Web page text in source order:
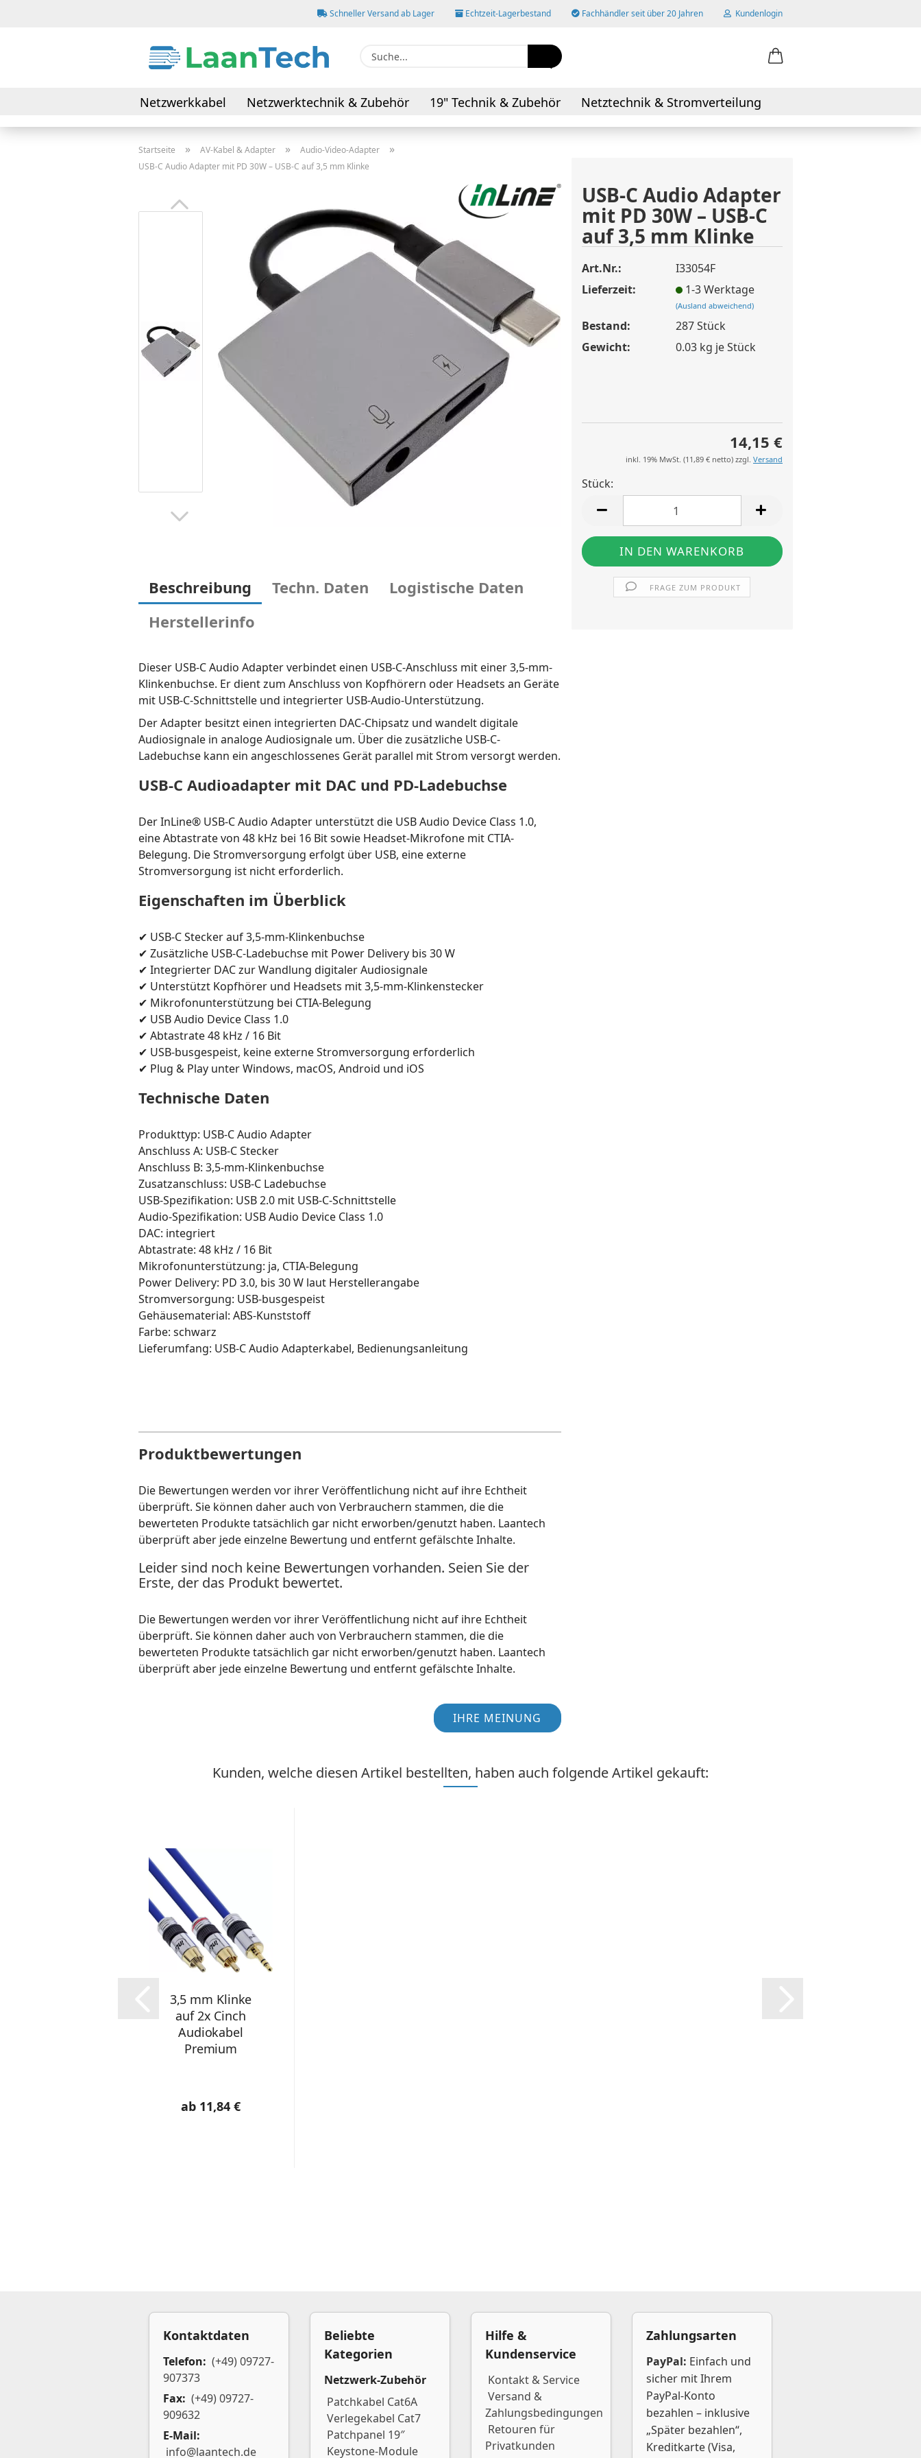
Schneller Versand ab Lager Echtzeit-Lagerbestand Fachhändler seit über 20 Jahren Kundenlogin
Passwort
Konto erstellen
Passwort vergessen?
Suche...
Netzwerkkabel Netzwerktechnik & Zubehör 19" Technik & Zubehör
Netztechnik & Stromverteilung
Daten- & Verbindungskabel
AV-Kabel & Adapter
Startseite » AV-Kabel & Adapter » Audio-Video-Adapter »
USB-C Audio Adapter mit PD 30W – USB-C auf 3,5 mm Klinke
USB-C Audio Adapter
mit PD 30W – USB-C
auf 3,5 mm Klinke
Art.Nr.:
I33054F
Lieferzeit:
1-3 Werktage
(Ausland abweichend)
Bestand: 287Stück
Gewicht:
0.03kg je Stück
14,15 €
inkl. 19% MwSt. (11,89 € netto) zzgl. Versand
Stück:
Stück
FRAGE ZUM PRODUKT
Beschreibung Techn. Daten
Logistische Daten
Herstellerinfo
Dieser USB-C Audio Adapter verbindet einen USB-C-Anschluss mit einer 3,5-mm-
Klinkenbuchse. Er dient zum Anschluss von Kopfhörern oder Headsets an Geräte
mit USB-C-Schnittstelle und integrierter USB-Audio-Unterstützung.
Der Adapter besitzt einen integrierten DAC-Chipsatz und wandelt digitale
Audiosignale in analoge Audiosignale um. Über die zusätzliche USB-C-
Ladebuchse kann ein angeschlossenes Gerät parallel mit Strom versorgt werden.
USB-C Audioadapter mit DAC und PD-Ladebuchse
Der InLine® USB-C Audio Adapter unterstützt die USB Audio Device Class 1.0,
eine Abtastrate von 48 kHz bei 16 Bit sowie Headset-Mikrofone mit CTIA-
Belegung. Die Stromversorgung erfolgt über USB, eine externe
Stromversorgung ist nicht erforderlich.
Eigenschaften im Überblick
✔ USB-C Stecker auf 3,5-mm-Klinkenbuchse
✔ Zusätzliche USB-C-Ladebuchse mit Power Delivery bis 30 W
✔ Integrierter DAC zur Wandlung digitaler Audiosignale
✔ Unterstützt Kopfhörer und Headsets mit 3,5-mm-Klinkenstecker
✔ Mikrofonunterstützung bei CTIA-Belegung
✔ USB Audio Device Class 1.0
✔ Abtastrate 48 kHz / 16 Bit
✔ USB-busgespeist, keine externe Stromversorgung erforderlich
✔ Plug & Play unter Windows, macOS, Android und iOS
Technische Daten
Produkttyp: USB-C Audio Adapter
Anschluss A: USB-C Stecker
Anschluss B: 3,5-mm-Klinkenbuchse
Zusatzanschluss: USB-C Ladebuchse
USB-Spezifikation: USB 2.0 mit USB-C-Schnittstelle
Audio-Spezifikation: USB Audio Device Class 1.0
DAC: integriert
Abtastrate: 48 kHz / 16 Bit
Mikrofonunterstützung: ja, CTIA-Belegung
Power Delivery: PD 3.0, bis 30 W laut Herstellerangabe
Stromversorgung: USB-busgespeist
Gehäusematerial: ABS-Kunststoff
Farbe: schwarz
Lieferumfang: USB-C Audio Adapterkabel, Bedienungsanleitung
Produktbewertungen
Die Bewertungen werden vor ihrer Veröffentlichung nicht auf ihre Echtheit
überprüft. Sie können daher auch von Verbrauchern stammen, die die
bewerteten Produkte tatsächlich gar nicht erworben/genutzt haben. Laantech
überprüft aber jede einzelne Bewertung und entfernt gefälschte Inhalte.
Leider sind noch keine Bewertungen vorhanden. Seien Sie der
Erste, der das Produkt bewertet.
Die Bewertungen werden vor ihrer Veröffentlichung nicht auf ihre Echtheit
überprüft. Sie können daher auch von Verbrauchern stammen, die die
bewerteten Produkte tatsächlich gar nicht erworben/genutzt haben. Laantech
überprüft aber jede einzelne Bewertung und entfernt gefälschte Inhalte.
IHRE MEINUNG
Kunden, welche diesen Artikel bestellten, haben auch folgende Artikel gekauft:
3,5 mm Klinke
auf 2x Cinch
Audiokabel
Premium
ab 11,84 €
Kontaktdaten
Telefon: (+49) 09727-
907373
Fax: (+49) 09727-
909632
E-Mail:
info@laantech.de
Beliebte
Kategorien
Netzwerk-Zubehör
Patchkabel Cat6A
Verlegekabel Cat7
Patchpanel 19″
Keystone-Module
Hilfe &
Kundenservice
Kontakt & Service
Versand &
Zahlungsbedingungen
Retouren für
Privatkunden
Zahlungsarten
PayPal: Einfach und
sicher mit Ihrem
PayPal-Konto
bezahlen – inklusive
„Später bezahlen“,
Kreditkarte (Visa,